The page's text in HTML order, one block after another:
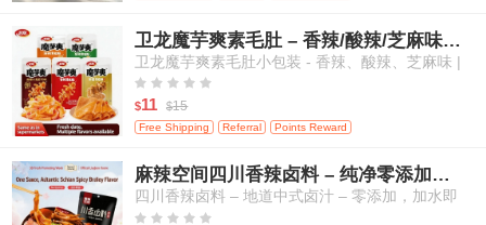
卫龙魔芋爽素毛肚 – 香辣/酸辣/芝麻味，高纤维，20小包
卫龙魔芋爽素毛肚小包装 - 香辣、酸辣、芝麻味 |
高纤维、低热量 | 植物基“毛肚”口感 | 传统中式零
食（多口味混合，量贩装）- 20小包
    
$11 $15
Free Shipping Referral Points Reward
麻辣空间四川香辣卤料 – 纯净零添加，适用于肉类、蛋类及蔬菜
四川香辣卤料 – 地道中式卤汁 – 零添加，加水即
用，适合卤制肉类、鸡蛋和蔬菜
    